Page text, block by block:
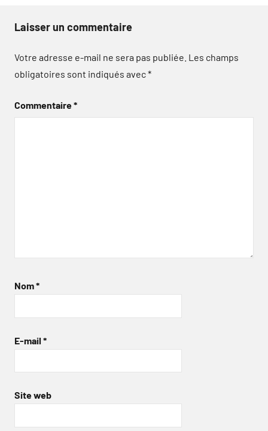
Laisser un commentaire
Votre adresse e-mail ne sera pas publiée. Les champs
obligatoires sont indiqués avec*
Commentaire*
Nom*
E-mail *
Site web